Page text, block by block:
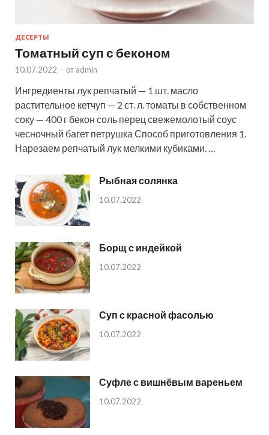
ДЕСЕРТЫ
Томатный суп с беконом
10.07.2022 - от admin
Ингредиенты лук репчатый — 1 шт. масло
растительное кетчуп — 2 ст. л. томаты в собственном
соку — 400 г бекон соль перец свежемолотый соус
чесночный багет петрушка Способ приготовления 1.
Нарезаем репчатый лук мелкими кубиками. …
Рыбная солянка
10.07.2022
Борщ с индейкой
10.07.2022
Суп с красной фасолью
10.07.2022
Суфле с вишнёвым вареньем
10.07.2022